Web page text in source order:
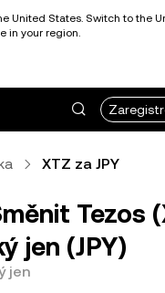
United States. Switch to the
in your region.
XTZ za JPY
Tezos
jen (JPY)
jen